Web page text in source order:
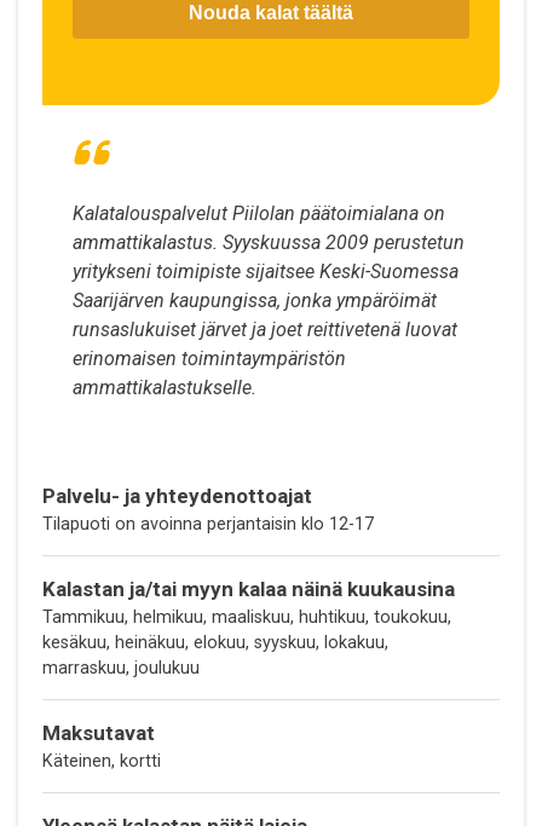
Nouda kalat täältä
Kalatalouspalvelut Piilolan päätoimialana on
ammattikalastus. Syyskuussa 2009 perustetun
yritykseni toimipiste sijaitsee Keski-Suomessa
Saarijärven kaupungissa, jonka ympäröimät
runsaslukuiset järvet ja joet reittivetenä luovat
erinomaisen toimintaympäristön
ammattikalastukselle.
Palvelu- ja yhteydenottoajat
Tilapuoti on avoinna perjantaisin klo 12-17
Kalastan ja/tai myyn kalaa näinä kuukausina
Tammikuu, helmikuu, maaliskuu, huhtikuu, toukokuu,
kesäkuu, heinäkuu, elokuu, syyskuu, lokakuu,
marraskuu, joulukuu
Maksutavat
Käteinen, kortti